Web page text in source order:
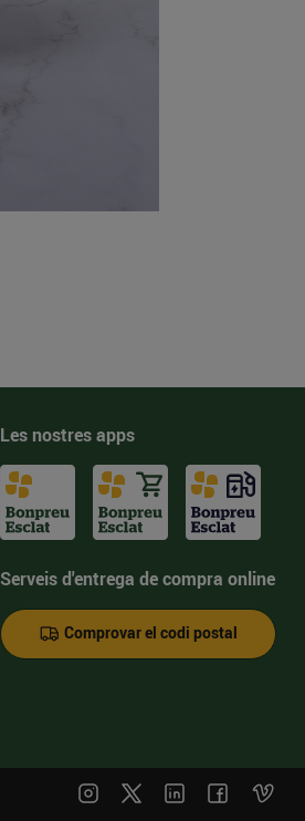
Les nostres apps
Serveis d'entrega de compra online
Comprovar el codi postal